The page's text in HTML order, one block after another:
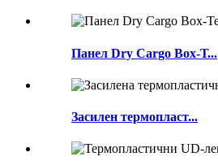
Панел Dry Cargo Box-Т...
Засилен термопласт...